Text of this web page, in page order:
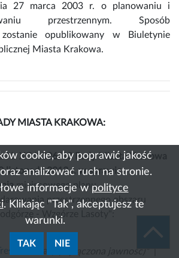
cookie, aby poprawić jakość
analizować ruch na stronie.
informacje w polityce
. Klikając "Tak", akceptujesz te
warunki.
TAK NIE
27 marca 2003 r. o planowaniu i
przestrzennym. Sposób
zostanie opublikowany w Biuletynie
Miasta Krakowa.
MIASTA KRAKOWA:
Nr XC/1326/13 Rady Miasta Krakowa
listopada 2013 r. w sprawie
miejscowego planu
przestrzennego obszaru
- Wzgórze Lasoty":
Treść uchwały (wyłączona jawność)*|